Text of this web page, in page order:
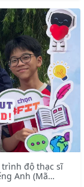
độ thạc sĩ
Anh (Mã